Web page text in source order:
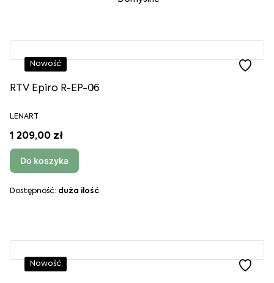
Nowość
RTV Epiro R-EP-06
LENART
1 209,00 zł
Do koszyka
Dostępność: duża ilość
Nowość